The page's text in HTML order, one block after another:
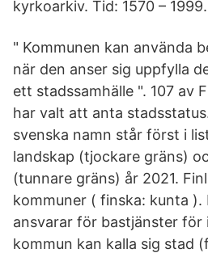
kyrkoarkiv. Tid: 1570 – 1999.
" Kommunen kan använda
när den anser sig uppfylla
ett stadssamhälle ". 107 av
har valt att anta
svenska namn står först i
landskap (tjockare gräns)
(tunnare gräns) år 2021.
kommuner ( finska: kunta ).
ansvarar för bastjänster för
kommun kan kalla sig stad